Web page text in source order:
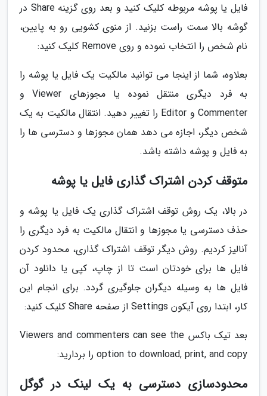
فایل یا پوشه مربوطه کلیک کنید و بعد روی گزینه Share در
گوشه بالا سمت راست بزنید. از منوی کشویی رو به پایین،
نام شخص را انتخاب نموده و روی Remove کلیک کنید:
بعلاوه، شما از اینجا می توانید مالکیت یک فایل یا پوشه را
به فرد دیگری منتقل نموده یا مجوزهای Viewer و
Commenter و Editor را تغییر دهید. انتقال مالکیت به یک
شخص دیگر، اجازه می دهد همان مجوزها و دسترسی ها را
به فایل و پوشه داشته باشد.
متوقف کردن اشتراک گذاری فایل یا پوشه
در بالا، یک روش توقف اشتراک گذاری یک فایل یا پوشه و
حذف دسترسی یا مجوزها و انتقال مالکیت به فرد دیگری را
آنالیز کردیم. روش دیگر توقف اشتراک گذاری، محدود کردن
فایل ها برای خودتان است تا از چاپ، کپی یا دانلود آن
فایل ها به وسیله دیگران جلوگیری گردد. برای انجام این
کار، ابتدا روی آیکون Settings از صفحه Share کلیک کنید:
بعد تیک باکس Viewers and commenters can see the
option to download, print, and copy را بردارید:
محدودسازی دسترسی به یک لینک در گوگل